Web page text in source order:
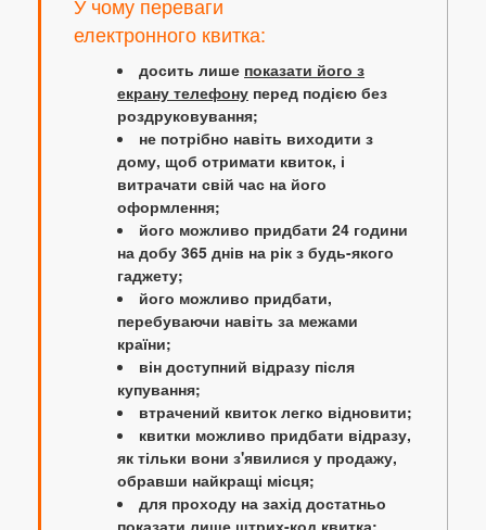
електронного квитка:
досить лише показати його з
екрану телефону перед подією без
роздруковування;
не потрібно навіть виходити з
дому, щоб отримати квиток, і
витрачати свій час на його
оформлення;
його можливо придбати 24 години
на добу 365 днів на рік з будь-якого
гаджету;
його можливо придбати,
перебуваючи навіть за межами
країни;
він доступний відразу після
купування;
втрачений квиток легко відновити;
квитки можливо придбати відразу,
як тільки вони з'явилися у продажу,
обравши найкращі місця;
для проходу на захід достатньо